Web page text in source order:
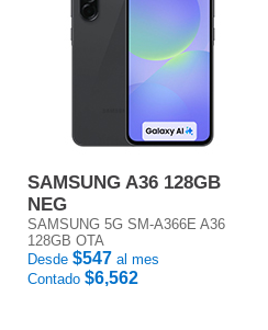
SAMSUNG A36 128GB
NEG
SAMSUNG 5G SM-A366E A36
128GB OTA
Desde $547 al mes
Contado $6,562